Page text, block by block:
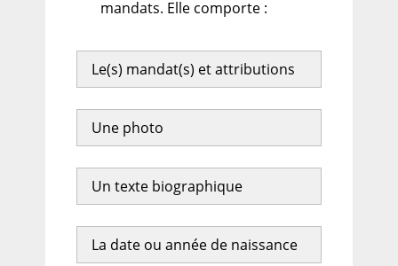
mandats. Elle comporte :
Le(s) mandat(s) et attributions
Une photo
Un texte biographique
La date ou année de naissance